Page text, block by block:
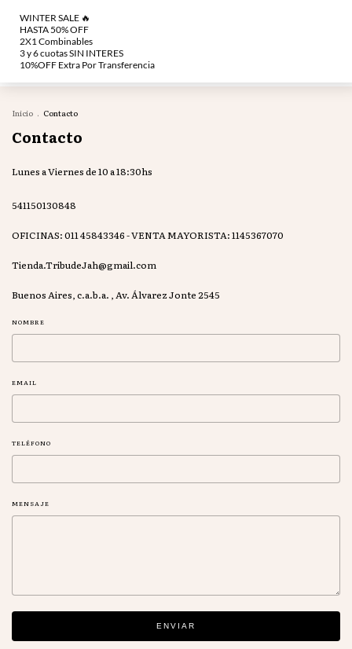
Inicio . Contacto
Contacto
Lunes a Viernes de 10 a 18:30hs
541150130848
OFICINAS: 011 45843346 - VENTA MAYORISTA: 1145367070
Tienda.TribudeJah@gmail.com
Buenos Aires, c.a.b.a. , Av. Álvarez Jonte 2545
NOMBRE
EMAIL
TELÉFONO
MENSAJE
ENVIAR